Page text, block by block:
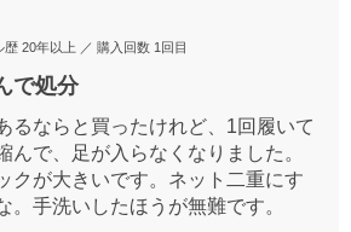
歴 20年以上 ／ 購入回数 1回目
で処分
るならと買ったけれど、1回履いて
んで、足が入らなくなりました。
クが大きいです。ネット二重にす
。手洗いしたほうが無難です。